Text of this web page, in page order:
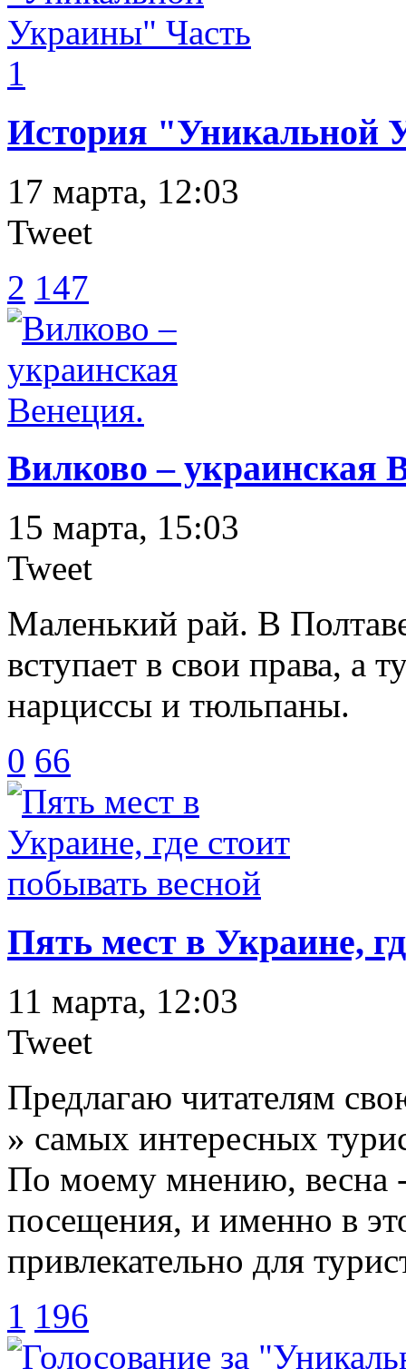
История "Уникальной
17 марта, 12:03
Tweet
2 147
Вилково – украинская
15 марта, 15:03
Tweet
Маленький рай. В
вступает в свои права, а
нарциссы и тюльпаны.
0 66
Пять мест в Украине,
11 марта, 12:03
Tweet
Предлагаю читателям
» самых интересных
По моему мнению, весна
посещения, и именно в
привлекательно для
1 196